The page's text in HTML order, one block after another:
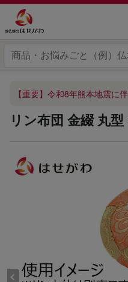
【重要】令和8年熊本地震に
リン布団 金綴 丸